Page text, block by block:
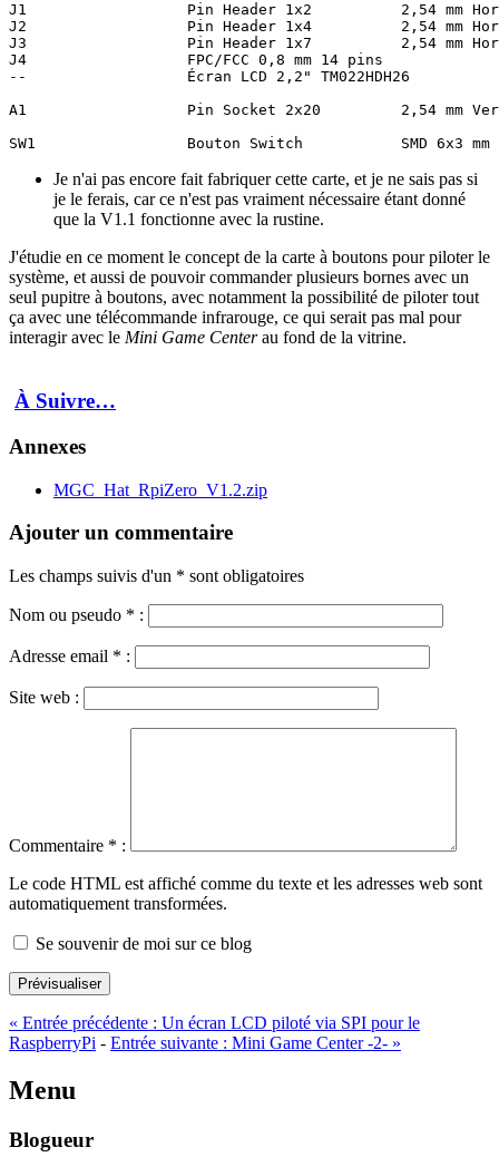
J1                  Pin Header 1x2          2,54 mm
J2                  Pin Header 1x4          2,54 mm
J3                  Pin Header 1x7          2,54 mm
J4                  FPC/FCC 0,8 mm 14 pins
--                  Écran LCD 2,2" TM022HDH26
A1                  Pin Socket 2x20         2,54 mm
Je n'ai pas encore fait fabriquer cette carte, et je ne sais pas si
je le ferais, car ce n'est pas vraiment nécessaire étant donné
que la V1.1 fonctionne avec la rustine.
J'étudie en ce moment le concept de la carte à boutons pour piloter le
système, et aussi de pouvoir commander plusieurs bornes avec un
seul pupitre à boutons, avec notamment la possibilité de piloter tout
ça avec une télécommande infrarouge, ce qui serait pas mal pour
interagir avec le Mini Game Centerau fond de la vitrine.
À Suivre…
Annexes
MGC_Hat_RpiZero_V1.2.zip
Ajouter un commentaire
Les champs suivis d'un * sont obligatoires
Nom ou pseudo * :
Adresse email * :
Site web :
Commentaire * :
Le code HTML est affiché comme du texte et les adresses web sont
automatiquement transformées.
Se souvenir de moi sur ce blog
Prévisualiser
« Entrée précédente : Un écran LCD piloté via SPI pour le
RaspberryPi - Entrée suivante : Mini Game Center -2- »
Menu
Blogueur